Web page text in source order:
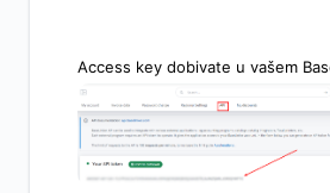
Access key dobivate u vašem